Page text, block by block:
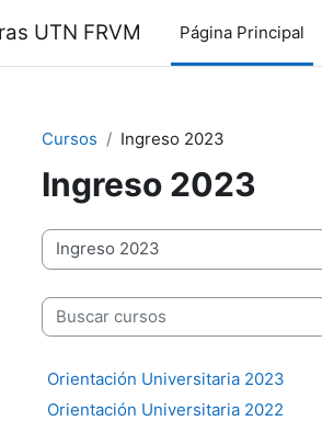
UTN FRVM Página Principal
Cursos Ingreso 2023
Ingreso 2023
Categorías
Buscar cursos
Orientación Universitaria 2023
Orientación Universitaria 2022